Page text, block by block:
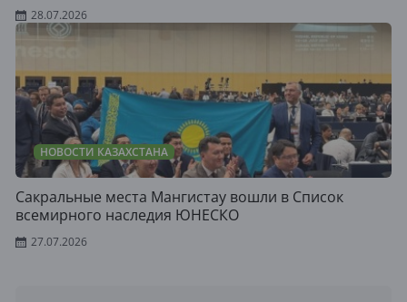
28.07.2026
НОВОСТИ КАЗАХСТАНА
Сакральные места Мангистау вошли в Список
всемирного наследия ЮНЕСКО
27.07.2026